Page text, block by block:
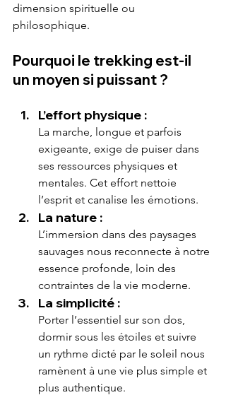
dimension spirituelle ou
philosophique.
Pourquoi le trekking est-il
un moyen si puissant ?
L’effort physique :
La marche, longue et parfois
exigeante, exige de puiser dans
ses ressources physiques et
mentales. Cet effort nettoie
l’esprit et canalise les émotions.
La nature :
L’immersion dans des paysages
sauvages nous reconnecte à notre
essence profonde, loin des
contraintes de la vie moderne.
La simplicité :
Porter l’essentiel sur son dos,
dormir sous les étoiles et suivre
un rythme dicté par le soleil nous
ramènent à une vie plus simple et
plus authentique.